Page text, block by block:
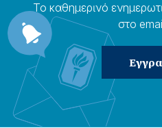
Το καθημερɩνό
στο